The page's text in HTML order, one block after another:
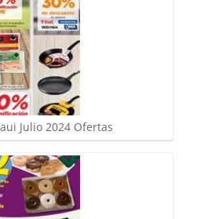
Julio 2024 Ofertas